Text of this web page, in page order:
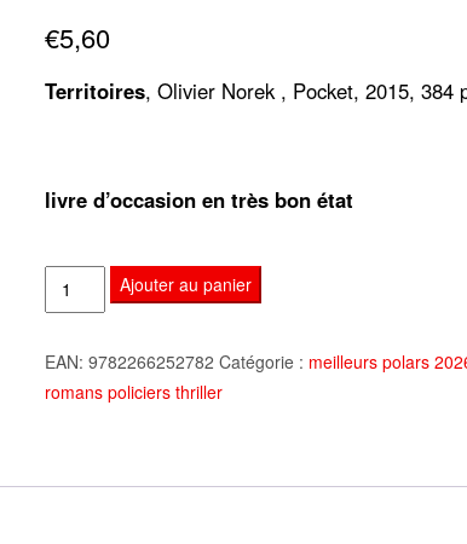
basé sur
notation
€5,60
Territoires, Olivier Norek , Pocket, 2015, 384
livre d’occasion en très bon état
quantité
de
Olivier
Norek
Ajouter au panier
EAN: 9782266252782 Catégorie : meilleurs polars
romans policiers thriller